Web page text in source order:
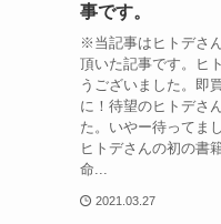
事です。
※当記事はヒトデさ
頂いた記事です。ヒ
うございました。即
に！待望のヒトデさ
た。いやー待ってま
ヒトデさんの初の書
命...
2021.03.27